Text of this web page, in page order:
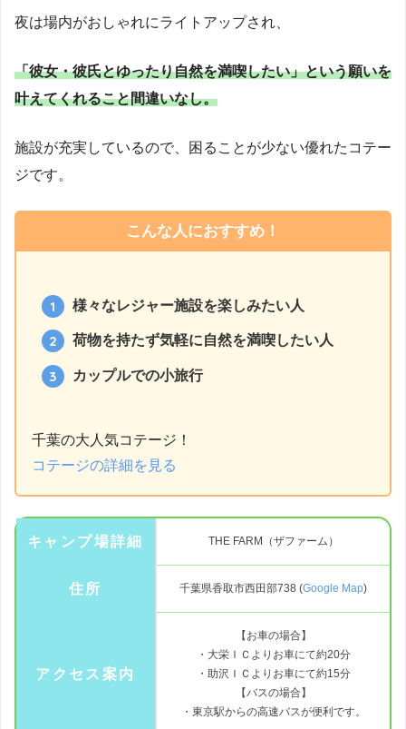
夜は場内がおしゃれにライトアップされ、
「彼女・彼氏とゆったり自然を満喫したい」という願いを
叶えてくれること間違いなし。
施設が充実しているので、困ることが少ない優れたコテー
ジです。
こんな人におすすめ！
様々なレジャー施設を楽しみたい人
荷物を持たず気軽に自然を満喫したい人
カップルでの小旅行
千葉の大人気コテージ！
コテージの詳細を見る
キャンプ場詳細 THE FARM（ザファーム）
住所 千葉県香取市西田部738 (Google Map)
アクセス案内
【お車の場合】
・大栄ＩＣよりお車にて約20分
・助沢ＩＣよりお車にて約15分
【バスの場合】
・東京駅からの高速バスが便利です。